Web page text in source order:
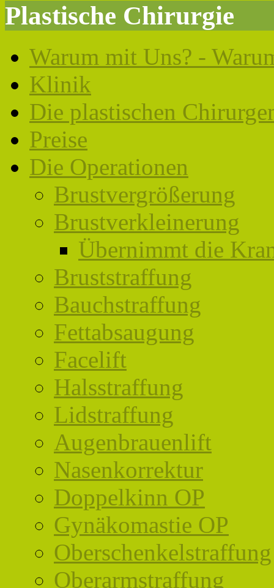
Plastische Chirurgie
Warum mit Uns? -
Klinik
Die plastischen
Preise
Die Operationen
Brustvergrößerung
Brustverkleinerung
Übernimmt die
Bruststraffung
Bauchstraffung
Fettabsaugung
Facelift
Halsstraffung
Lidstraffung
Augenbrauenlift
Nasenkorrektur
Doppelkinn OP
Gynäkomastie OP
Oberschenkelstraffung
Oberarmstraffung